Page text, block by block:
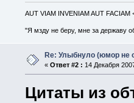
AUT VIAM INVENIAM AUT FACIAM
"Я мзду не беру, мне за державу
Re: Улыбнуло (юмор не
« Ответ #2 : 14 Декабря
Цитаты из